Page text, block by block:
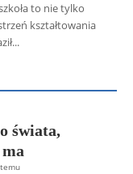
to nie tylko
kształtowania
Antoni Radczenko
Grzegorz Górny
świata,